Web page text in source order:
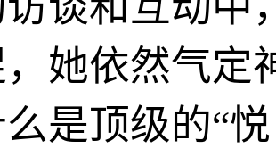
，她依然气定
是顶级的“